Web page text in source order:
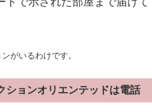
がいるわけです。
ションオリエンテッドは電話